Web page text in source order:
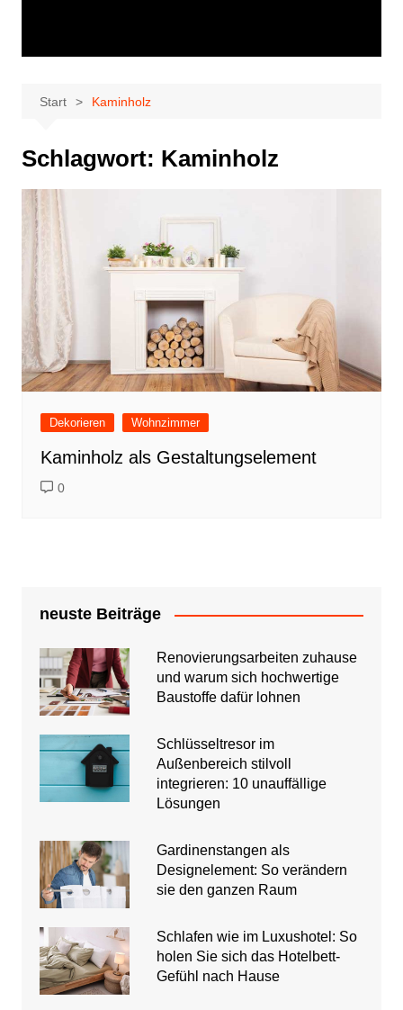
Start Kaminholz
Schlagwort: Kaminholz
Dekorieren Wohnzimmer
Kaminholz als Gestaltungselement
0
neuste Beiträge
Renovierungsarbeiten zuhause
und warum sich hochwertige
Baustoffe dafür lohnen
Schlüsseltresor im
Außenbereich stilvoll
integrieren: 10 unauffällige
Lösungen
Gardinenstangen als
Designelement: So verändern
sie den ganzen Raum
Schlafen wie im Luxushotel: So
holen Sie sich das Hotelbett-
Gefühl nach Hause